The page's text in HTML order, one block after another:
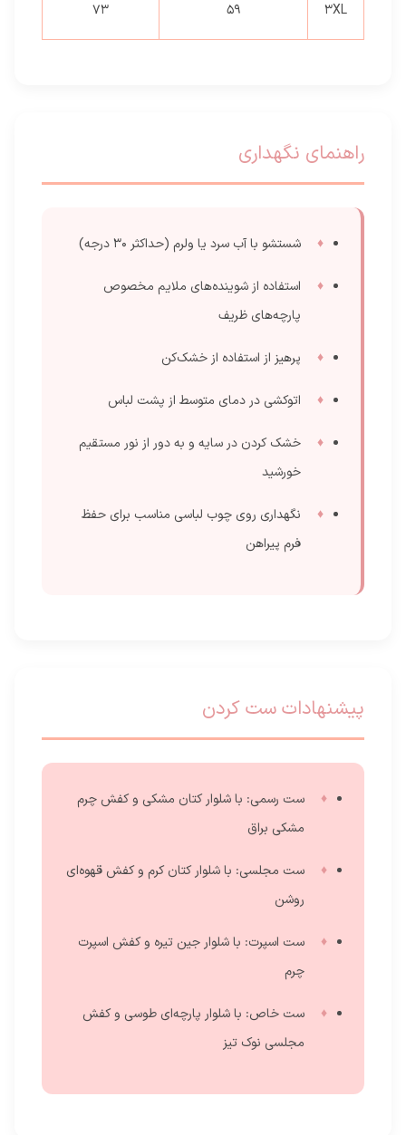
3XL
59
73
راهنمای نگهداری
شستشو با آب سرد یا ولرم (حداکثر 30 درجه)
استفاده از شوینده‌های ملایم مخصوص
پارچه‌های ظریف
پرهیز از استفاده از خشک‌کن
اتوکشی در دمای متوسط از پشت لباس
خشک کردن در سایه و به دور از نور مستقیم
خورشید
نگهداری روی چوب لباسی مناسب برای حفظ
فرم پیراهن
پیشنهادات ست کردن
ست رسمی: با شلوار کتان مشکی و کفش چرم
مشکی براق
ست مجلسی: با شلوار کتان کرم و کفش قهوه‌ای
روشن
ست اسپرت: با شلوار جین تیره و کفش اسپرت
چرم
ست خاص: با شلوار پارچه‌ای طوسی و کفش
مجلسی نوک تیز